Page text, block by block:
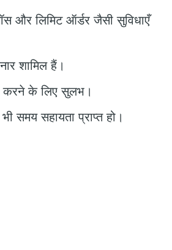
और लिमिट ऑर्डर जैसी सुविधाएँ
शामिल हैं।
करने के लिए सुलभ।
समय सहायता प्राप्त हो।